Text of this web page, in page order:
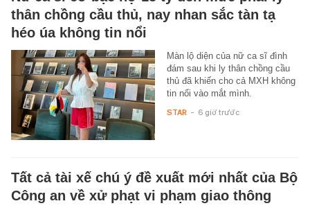
thân chồng cầu thủ, nay nhan sắc tàn tạ
héo úa không tin nổi
Màn lộ diện của nữ ca sĩ đình
đám sau khi ly thân chồng cầu
thủ đã khiến cho cả MXH không
tin nổi vào mắt mình.
STAR - 6 giờ trước
Tất cả tài xế chú ý đề xuất mới nhất của Bộ
Công an về xử phạt vi phạm giao thông